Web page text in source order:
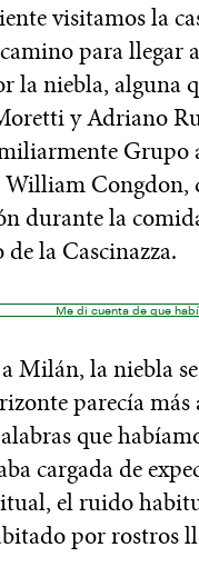
visitamos la
para llegar
la niebla, alguna
y Adriano
Grupo
William
durante la
la Cascinazza.
Me di cuenta de que
Milán, la niebla
parecía
que
cargada de
el ruido
por rostros